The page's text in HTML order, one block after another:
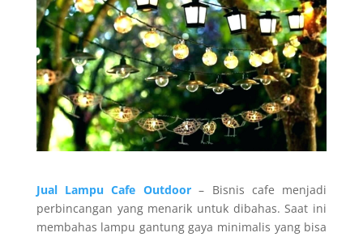
Jual Lampu Cafe Outdoor– Bisnis cafe menjadi
perbincangan yang menarik untuk dibahas. Saat ini
membahas lampu gantung gaya minimalis yang bisa